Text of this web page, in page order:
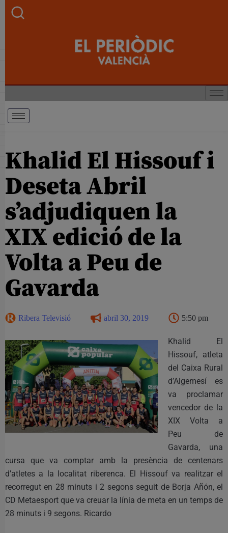
Khalid El Hissouf i
Deseta Abril
s’adjudiquen la
XIX edició de la
Volta a Peu de
Gavarda
Ribera Televisió abril 30, 2019 5:50 pm
Khalid El
Hissouf, atleta
del Caixa Rural
d’Algemesí es
va proclamar
vencedor de la
XIX Volta a
Peu de
Gavarda, una
cursa que va comptar amb la presència de centenars
d’atletes a la localitat riberenca. El Hissouf va realitzar el
recorregut en 28 minuts i 2 segons seguit de Borja Añón, el
CD Metaesport que va creuar la línia de meta en un temps de
28 minuts i 9 segons. Ricardo